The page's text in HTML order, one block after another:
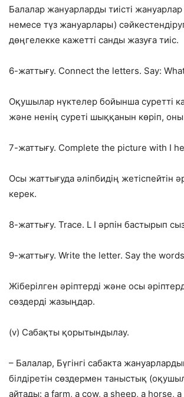
Балалар жануарларды тиісті
немесе түз жануарлары)
дөңгелекке кажетті санды жазуға тиіс.
6-жаттығу. Connect the letters. Say:
Оқушылар нүктелер бойынша суретті
және ненің суреті шыққанын көріп,
7-жаттығу. Complete the picture with I
Осы жаттығуда әліпбидің жетіспейтін
керек.
8-жаттығу. Trace. L I әрпін бастырып
9-жаттығу. Write the letter. Say the
Жіберілген әріптерді және осы
сөздерді жазыңдар.
(v) Сабақты қорытындылау.
– Балалар, Бүгінгі сабакта
білдіретін сөздермен таныстық
айтады: a farm, a cow, a sheep, a horse,